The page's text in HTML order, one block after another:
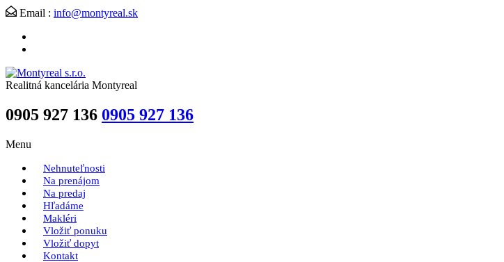
Email : info@montyreal.sk
Realitná kancelária Montyreal
0905 927 136 0905 927 136
Menu
Nehnuteľnosti
Na prenájom
Na predaj
Hľadáme
Makléri
Vložiť ponuku
Vložiť dopyt
Kontakt